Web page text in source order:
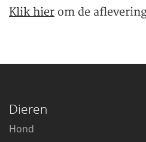
Klik hier om de
Dieren
Hond